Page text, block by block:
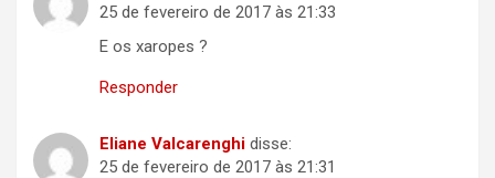
25 de fevereiro de 2017 às 21:33
E os xaropes ?
Responder
Eliane Valcarenghi disse:
25 de fevereiro de 2017 às 21:31